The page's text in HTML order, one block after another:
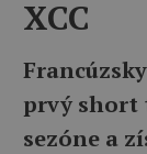
XCC
prvý short
sezóne a